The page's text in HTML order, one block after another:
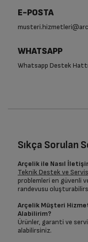
E-POSTA
WHATSAPP
Whatsapp Destek
Sıkça Sorulan
Arçelik ile Nasıl
Teknik Destek ve
problemleri en güvenli
randevusu
Arçelik Müşteri
Alabilirim?
Ürünler, garanti ve
alabilirsiniz.